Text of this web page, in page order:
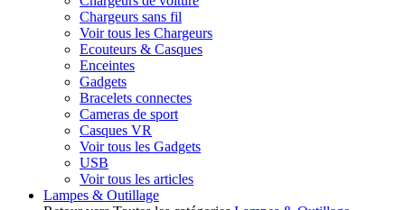
Chargeurs sans fil
Voir tous les Chargeurs
Ecouteurs & Casques
Enceintes
Gadgets
Bracelets connectes
Cameras de sport
Casques VR
Voir tous les Gadgets
USB
Voir tous les articles
Lampes & Outillage